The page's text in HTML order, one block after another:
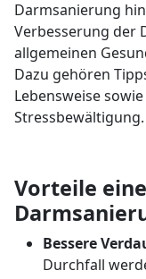
Darmsanierung
Verbesserung der
allgemeinen
Dazu gehören
Lebensweise
Stressbewältigung.
Vorteile
Bessere
Durchfall